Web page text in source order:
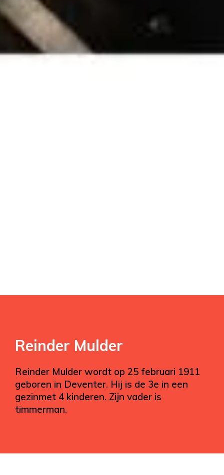
Reinder Mulder
Reinder Mulder wordt op 25 februari 1911
geboren in Deventer. Hij is de 3e in een
gezinmet 4 kinderen. Zijn vader is
timmerman.